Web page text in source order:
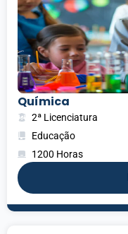
Química
2ª Licenciatura
Educação
1200 Horas